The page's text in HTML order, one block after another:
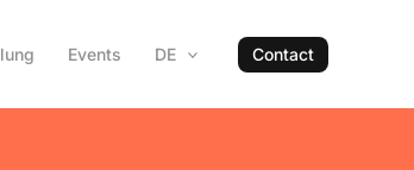
Events DE Contact